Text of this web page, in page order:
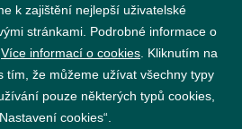
k zajištění nejlepší uživatelské
stránkami. Podrobné informace o
Více informací o cookies . Kliknutím na
tím, že můžeme užívat všechny typy
pouze některých typů cookies,
cookies“.